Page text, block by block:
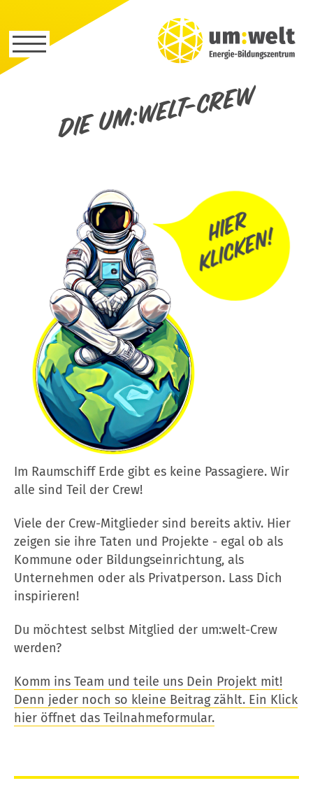
Die um:welt-Crew
Im Raumschiff Erde gibt es keine Passagiere. Wir
alle sind Teil der Crew!
Viele der Crew-Mitglieder sind bereits aktiv. Hier
zeigen sie ihre Taten und Projekte - egal ob als
Kommune oder Bildungseinrichtung, als
Unternehmen oder als Privatperson. Lass Dich
inspirieren!
Du möchtest selbst Mitglied der um:welt-Crew
werden?
Komm ins Team und teile uns Dein Projekt mit!
Denn jeder noch so kleine Beitrag zählt. Ein Klick
hier öffnet das Teilnahmeformular.